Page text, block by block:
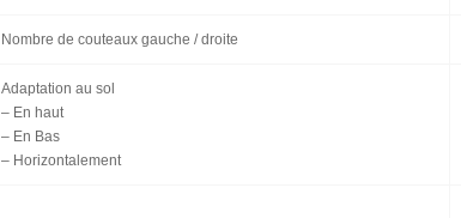
Nombre de couteaux gauche / droite
Adaptation au sol
– En haut
– En Bas
– Horizontalement